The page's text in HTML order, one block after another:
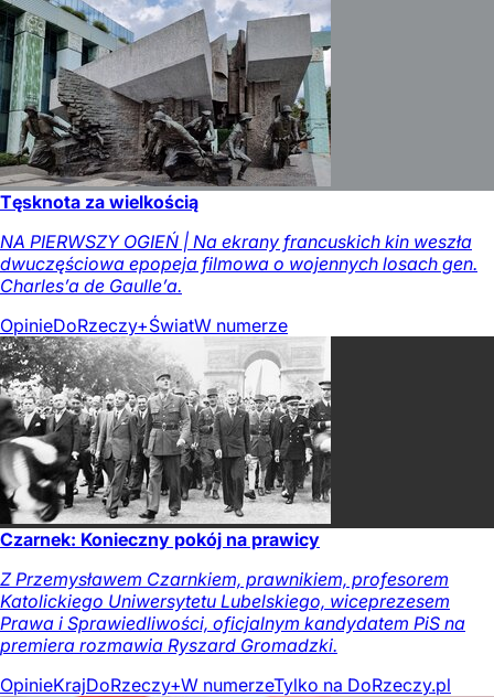
Tęsknota za wielkością
NA PIERWSZY OGIEŃ | Na ekrany francuskich kin weszła
dwuczęściowa epopeja filmowa o wojennych losach gen.
Charles’a de Gaulle’a.
OpinieDoRzeczy+ŚwiatW numerze
Czarnek: Konieczny pokój na prawicy
Z Przemysławem Czarnkiem, prawnikiem, profesorem
Katolickiego Uniwersytetu Lubelskiego, wiceprezesem
Prawa i Sprawiedliwości, oficjalnym kandydatem PiS na
premiera rozmawia Ryszard Gromadzki.
OpinieKrajDoRzeczy+W numerzeTylko na DoRzeczy.pl